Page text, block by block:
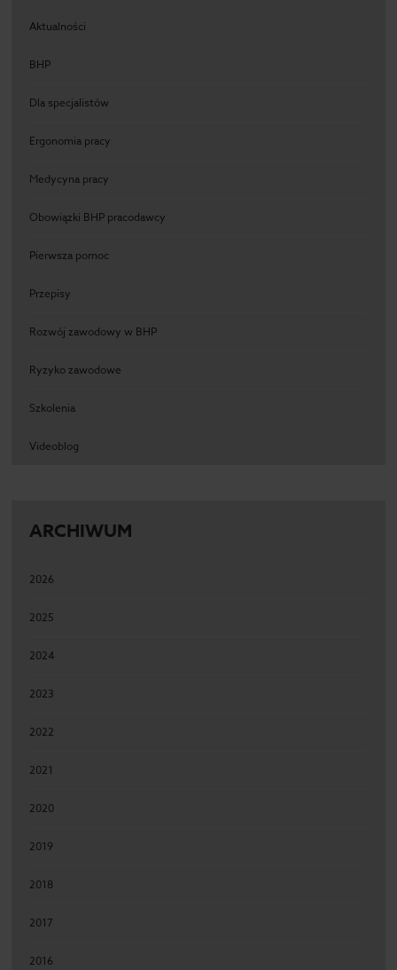
Aktualności
BHP
Dla specjalistów
Ergonomia pracy
Medycyna pracy
Obowiązki BHP pracodawcy
Pierwsza pomoc
Przepisy
Rozwój zawodowy w BHP
Ryzyko zawodowe
Szkolenia
Videoblog
ARCHIWUM
2026
2025
2024
2023
2022
2021
2020
2019
2018
2017
2016